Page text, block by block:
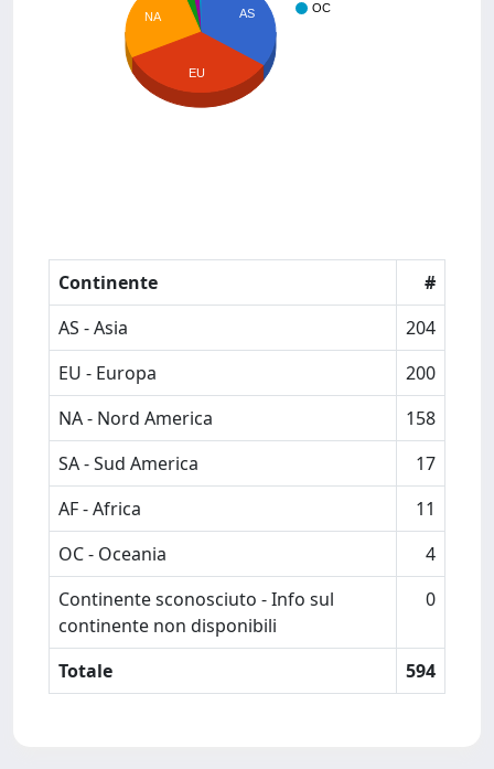
OC
AS
NA
EU
Continente
#
AS - Asia
204
EU - Europa
200
NA - Nord America
158
SA - Sud America
17
AF - Africa
11
OC - Oceania
4
Continente sconosciuto - Info sul
continente non disponibili
0
Totale 594